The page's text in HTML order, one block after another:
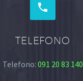


TELEFONO
Telefono: 091 20 83 140